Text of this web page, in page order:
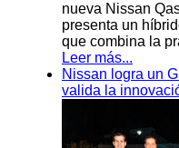
nueva Nissan
presenta un
que combina la
Leer más...
Nissan logra un
valida la